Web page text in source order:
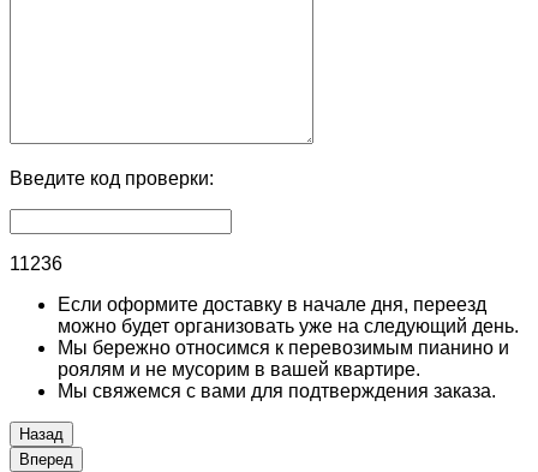
Введите код проверки:
11236
Если оформите доставку в начале дня, переезд
можно будет организовать уже на следующий день.
Мы бережно относимся к перевозимым пианино и
роялям и не мусорим в вашей квартире.
Мы свяжемся с вами для подтверждения заказа.
Назад
Вперед